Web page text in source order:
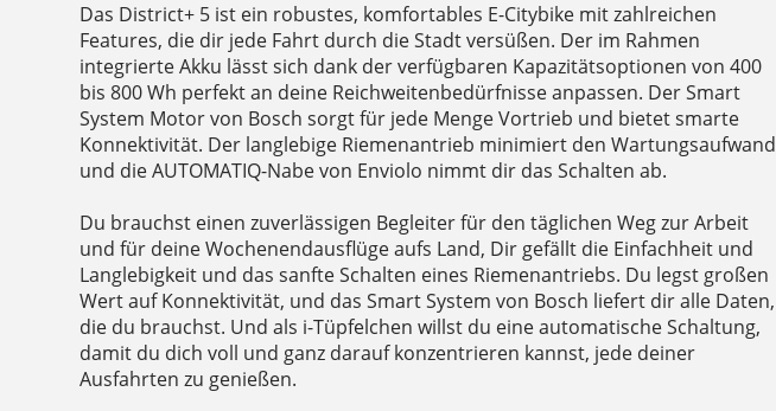
Das District+ 5 ist ein robustes, komfortables E-Citybike mit zahlreichen
Features, die dir jede Fahrt durch die Stadt versüßen. Der im Rahmen
integrierte Akku lässt sich dank der verfügbaren Kapazitätsoptionen von 400
bis 800 Wh perfekt an deine Reichweitenbedürfnisse anpassen. Der Smart
System Motor von Bosch sorgt für jede Menge Vortrieb und bietet smarte
Konnektivität. Der langlebige Riemenantrieb minimiert den Wartungsaufwand
und die AUTOMATIQ-Nabe von Enviolo nimmt dir das Schalten ab.
Du brauchst einen zuverlässigen Begleiter für den täglichen Weg zur Arbeit
und für deine Wochenendausflüge aufs Land, Dir gefällt die Einfachheit und
Langlebigkeit und das sanfte Schalten eines Riemenantriebs. Du legst großen
Wert auf Konnektivität, und das Smart System von Bosch liefert dir alle Daten,
die du brauchst. Und als i-Tüpfelchen willst du eine automatische Schaltung,
damit du dich voll und ganz darauf konzentrieren kannst, jede deiner
Ausfahrten zu genießen.